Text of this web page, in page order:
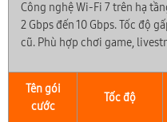
Công nghệ Wi-Fi 7 trên hạ
2 Gbps đến 10 Gbps. Tốc độ
cũ. Phù hợp chơi game,
Tên gói
cước
Tốc độ